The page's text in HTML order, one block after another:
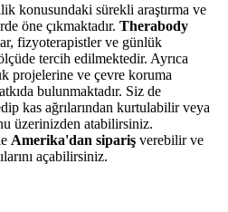
konusundaki sürekli araştırma ve
öne çıkmaktadır. Therabody
fizyoterapistler ve günlük
tercih edilmektedir. Ayrıca
projelerine ve çevre koruma
bulunmaktadır. Siz de
kas ağrılarından kurtulabilir veya
üzerinizden atabilirsiniz.
Amerika'dan sipariş verebilir ve
açabilirsiniz.